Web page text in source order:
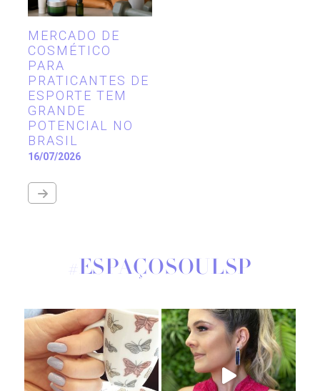
MERCADO DE
COSMÉTICO
PARA
PRATICANTES DE
ESPORTE TEM
GRANDE
POTENCIAL NO
BRASIL
16/07/2026
#ESPAÇOSOULSP